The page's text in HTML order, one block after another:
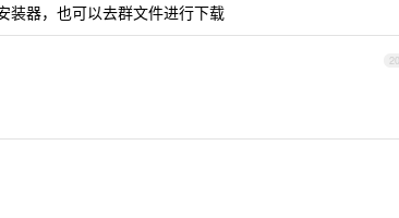
装器，也可以去群文件进行下载
20